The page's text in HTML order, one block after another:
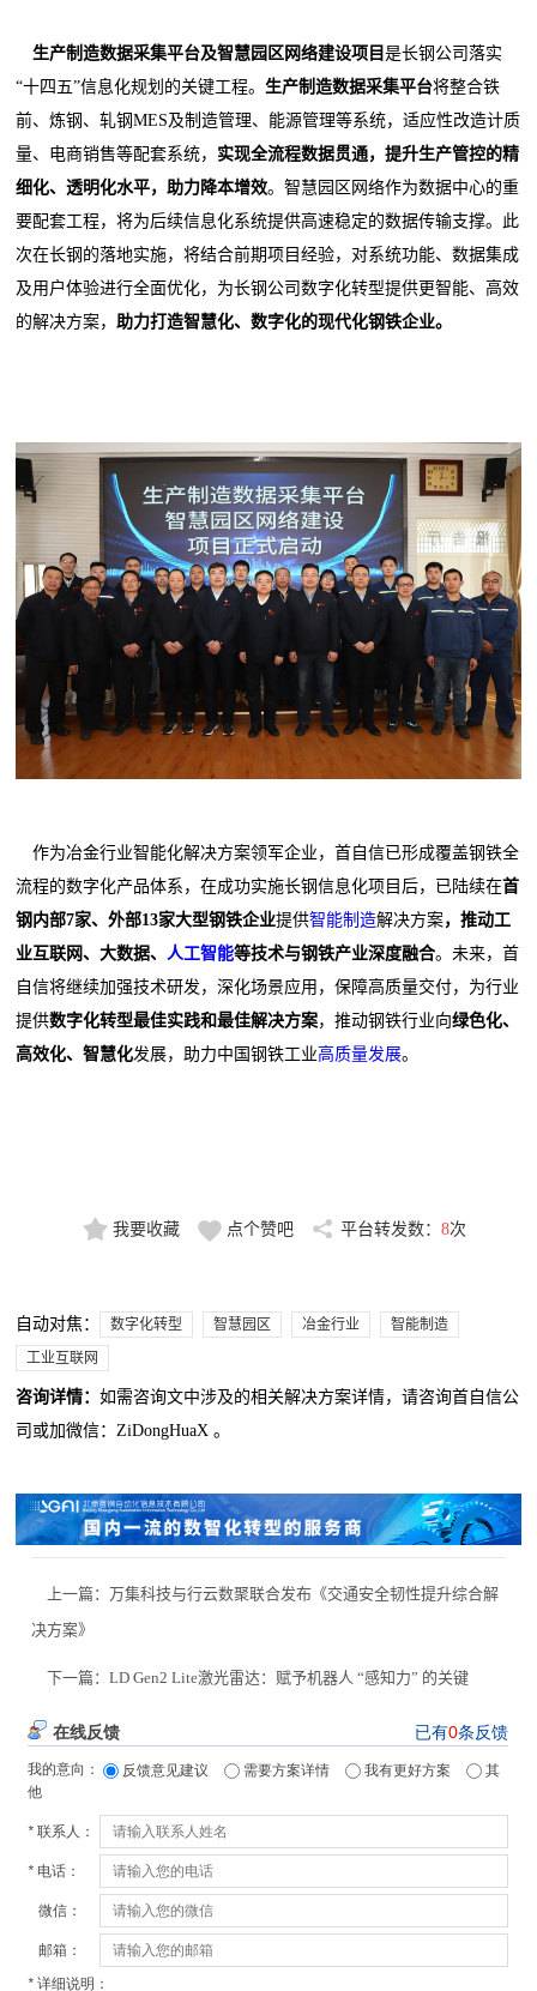
生产制造数据采集平台及智慧园区网络建设项目是长钢公司落实
“十四五”信息化规划的关键工程。生产制造数据采集平台将整合铁
前、炼钢、轧钢MES及制造管理、能源管理等系统，适应性改造计质
量、电商销售等配套系统， 实现全流程数据贯通，提升生产管控的精
细化、透明化水平，助力降本增效。智慧园区网络作为数据中心的重
要配套工程，将为后续信息化系统提供高速稳定的数据传输支撑。此
次在长钢的落地实施，将结合前期项目经验，对系统功能、数据集成
及用户体验进行全面优化，为长钢公司数字化转型提供更智能、高效
的解决方案，助力打造智慧化、数字化的现代化钢铁企业。
作为冶金行业智能化解决方案领军企业，首自信已形成覆盖钢铁全
流程的数字化产品体系，在成功实施长钢信息化项目后，已陆续在首
钢内部7家、外部13家大型钢铁企业提供智能制造解决方案，推动工
业互联网、大数据、人工智能等技术与钢铁产业深度融合。未来，首
自信将继续加强技术研发，深化场景应用，保障高质量交付，为行业
提供数字化转型最佳实践和最佳解决方案，推动钢铁行业向绿色化、
高效化、智慧化发展，助力中国钢铁工业高质量发展。
我要收藏 点个赞吧 平台转发数： 8次
自动对焦： 数字化转型 智慧园区 冶金行业
智能制造
工业互联网
咨询详情：如需咨询文中涉及的相关解决方案详情，请咨询首自信公
司或加微信：ZiDongHuaX 。
上一篇：万集科技与行云数聚联合发布《交通安全韧性提升综合解
决方案》
下一篇：LD Gen2 Lite激光雷达：赋予机器人 “感知力” 的关键